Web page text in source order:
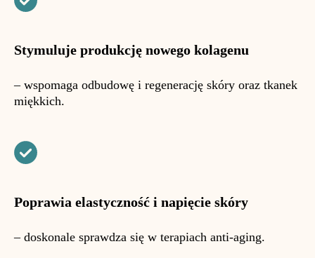
Stymuluje produkcję nowego kolagenu
– wspomaga odbudowę i regenerację skóry oraz tkanek
miękkich.
Poprawia elastyczność i napięcie skóry
– doskonale sprawdza się w terapiach anti-aging.